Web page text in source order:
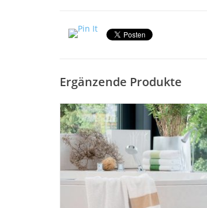
Ergänzende Produkte
Exclusiv Chenille Frottier der Klassiker von
Feiler - Zeitlos und schön in über 30 Farben
Gästetücher, Seiftücher,
Waschhandschuhe
ZUM WARENKORB HINZUFÜGEN